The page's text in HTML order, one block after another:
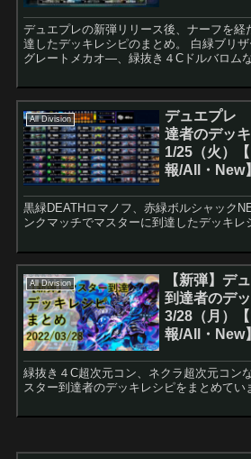
デュエプレの新弾リリース後、ナーフを経
達したデッキレシピのまとめ。 白緑ブリザ
グレートメカオ―、緑抜き４Cドルバロムな
All Division
デュエプレ
達者のデッ
1/25（火）
報/All・New】
黒緑DEATHロマノフ、赤緑ボルシャック
ンクマッチでマスターに到達したデッキレ
All Division
【新弾】デ
到達者のデ
3/28（月）
報/All・New】
緑抜き４C超次元コン、ネクラ超次元コン
スター到達者のデッキレシピをまとめてい